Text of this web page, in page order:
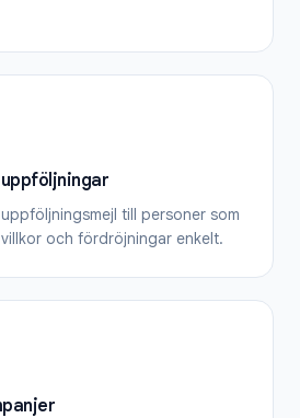
till personer som
och fördröjningar enkelt.